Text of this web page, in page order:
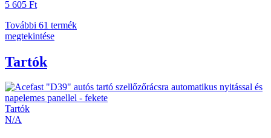
5 605 Ft
További 61 termék
megtekintése
Tartók
Tartók
N/A